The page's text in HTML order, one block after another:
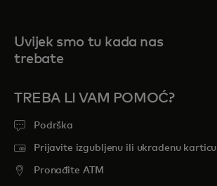
Uvijek smo tu kada nas
trebate
TREBA LI VAM POMOĆ?
Podrška
Prijavite izgubljenu ili ukradenu karticu
Pronađite ATM